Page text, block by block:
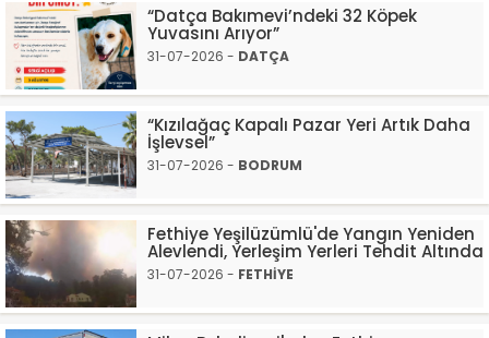
“Datça Bakımevi’ndeki 32 Köpek
Yuvasını Arıyor”
31-07-2026 - DATÇA
“Kızılağaç Kapalı Pazar Yeri Artık Daha
İşlevsel”
31-07-2026 - BODRUM
Fethiye Yeşilüzümlü'de Yangın Yeniden
Alevlendi, Yerleşim Yerleri Tehdit Altında
31-07-2026 - FETHİYE